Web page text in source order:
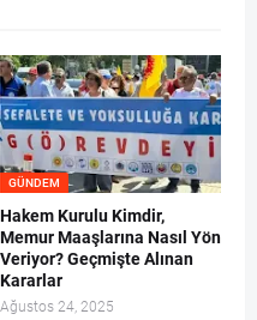
GÜNDEM
Hakem Kurulu Kimdir,
Memur Maaşlarına Nasıl Yön
Veriyor? Geçmişte Alınan
Kararlar
Ağustos 24, 2025